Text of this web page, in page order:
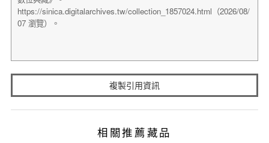
複製引用資訊
相關推薦藏品